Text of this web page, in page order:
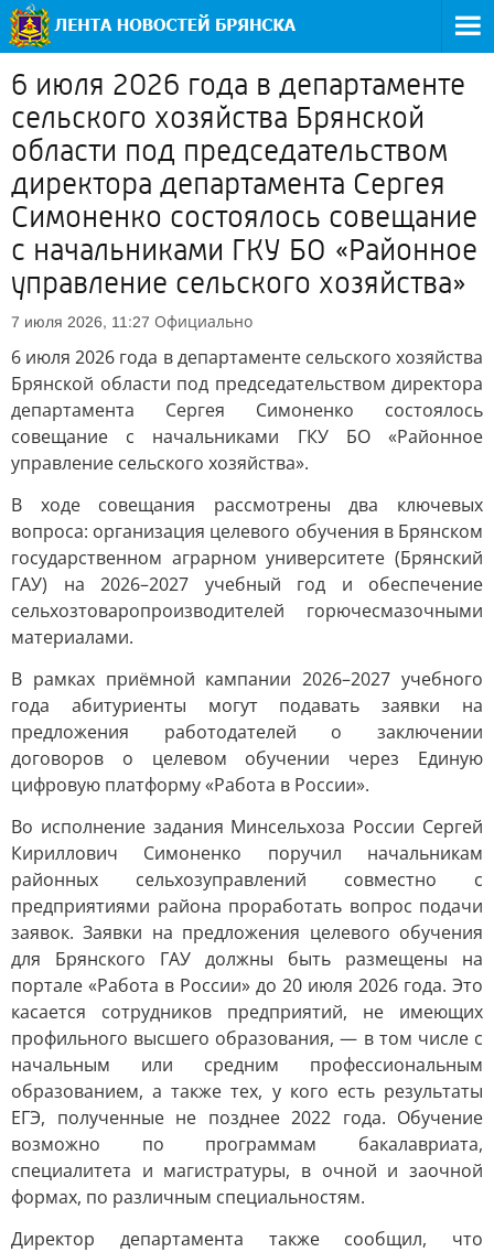
6 июля 2026 года в департаменте
сельского хозяйства Брянской
области под председательством
директора департамента Сергея
Симоненко состоялось совещание
с начальниками ГКУ БО «Районное
управление сельского хозяйства»
7 июля 2026, 11:27 Официально
6 июля 2026 года в департаменте сельского хозяйства
Брянской области под председательством директора
департамента Сергея Симоненко состоялось
совещание с начальниками ГКУ БО «Районное
управление сельского хозяйства».
В ходе совещания рассмотрены два ключевых
вопроса: организация целевого обучения в Брянском
государственном аграрном университете (Брянский
ГАУ) на 2026–2027 учебный год и обеспечение
сельхозтоваропроизводителей горючесмазочными
материалами.
В рамках приёмной кампании 2026–2027 учебного
года абитуриенты могут подавать заявки на
предложения работодателей о заключении
договоров о целевом обучении через Единую
цифровую платформу «Работа в России».
Во исполнение задания Минсельхоза России Сергей
Кириллович Симоненко поручил начальникам
районных сельхозуправлений совместно с
предприятиями района проработать вопрос подачи
заявок. Заявки на предложения целевого обучения
для Брянского ГАУ должны быть размещены на
портале «Работа в России» до 20 июля 2026 года. Это
касается сотрудников предприятий, не имеющих
профильного высшего образования, — в том числе с
начальным или средним профессиональным
образованием, а также тех, у кого есть результаты
ЕГЭ, полученные не позднее 2022 года. Обучение
возможно по программам бакалавриата,
специалитета и магистратуры, в очной и заочной
формах, по различным специальностям.
Директор департамента также сообщил, что